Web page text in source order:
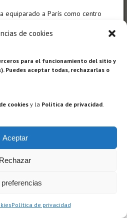
de cookies
para el funcionamiento del sitio y
Puedes aceptar todas, rechazarlas o
cookiesy la Política de privacidad.
Aceptar
Rechazar
preferencias
Política de privacidad
equiparado a París como centro
mas completa de su época. Con
denunciaron a los principales críticos
de sus propias críticas a Rothko,
Kooning, Gorky, Still, Motherwell,
parramon